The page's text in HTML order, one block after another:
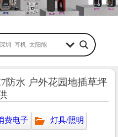
防水 户外花园地插草坪
费电子 灯具/照明